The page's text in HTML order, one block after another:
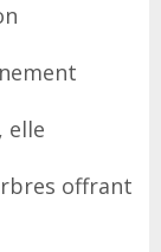
elle
offrant